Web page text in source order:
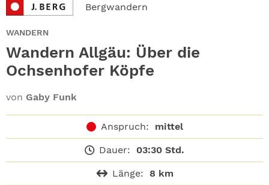
Bergwandern
WANDERN
Wandern Allgäu: Über die
Ochsenhofer Köpfe
von Gaby Funk
Anspruch: mittel
Dauer: 03:30 Std.
Länge: 8 km
ABO
GEWINNEN
NEWSLETTER
SHOP